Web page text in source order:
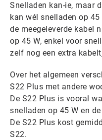
Snelladen kan-ie, maar
kan wél snelladen op
de meegeleverde kabel
op 45 W, enkel voor
zelf nog een extra
Over het algemeen
S22 Plus met andere
De S22 Plus is vooral
snelladen op 45 W en
De S22 Plus kost
S22.